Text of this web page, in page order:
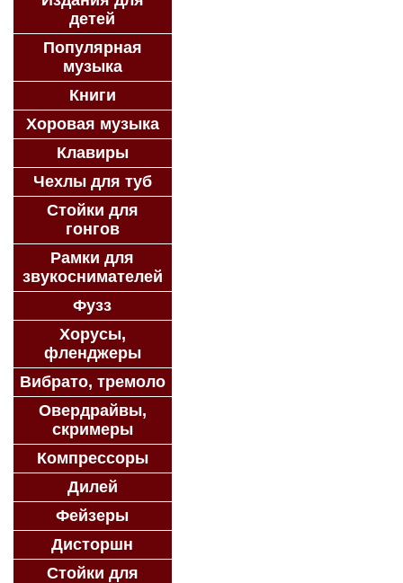
детей
Популярная
музыка
Книги
Хоровая музыка
Клавиры
Чехлы для туб
Стойки для
гонгов
Рамки для
звукоснимателей
Фузз
Хорусы,
фленджеры
Вибрато, тремоло
Овердрайвы,
скримеры
Компрессоры
Дилей
Фейзеры
Дисторшн
Стойки для